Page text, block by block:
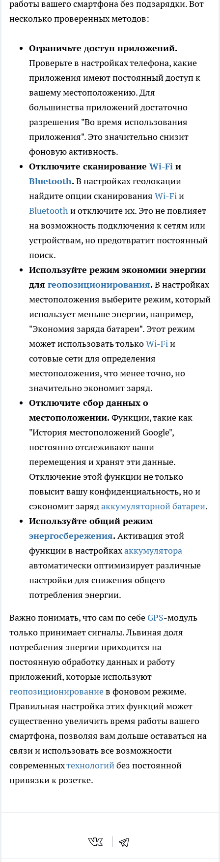
работы вашего смартфона без подзарядки. Вот
несколько проверенных методов:
Ограничьте доступ приложений.
Проверьте в настройках телефона, какие
приложения имеют постоянный доступ к
вашему местоположению. Для
большинства приложений достаточно
разрешения "Во время использования
приложения". Это значительно снизит
фоновую активность.
Отключите сканирование Wi-Fi и
Bluetooth.В настройках геолокации
найдите опции сканирования Wi-Fiи
Bluetoothи отключите их. Это не повлияет
на возможность подключения к сетям или
устройствам, но предотвратит постоянный
поиск.
Используйте режим экономии энергии
для геопозиционирования.В настройках
местоположения выберите режим, который
использует меньше энергии, например,
"Экономия заряда батареи". Этот режим
может использовать толькоWi-Fiи
сотовые сети для определения
местоположения, что менее точно, но
значительно экономит заряд.
Отключите сбор данных о
местоположении.Функции, такие как
"История местоположений Google",
постоянно отслеживают ваши
перемещения и хранят эти данные.
Отключение этой функции не только
повысит вашу конфиденциальность, но и
сэкономит зарядаккумуляторной батареи.
Используйте общий режим
энергосбережения.Активация этой
функции в настройкахаккумулятора
автоматически оптимизирует различные
настройки для снижения общего
потребления энергии.
Важно понимать, что сам по себе GPS-модуль
только принимает сигналы. Львиная доля
потребления энергии приходится на
постоянную обработку данных и работу
приложений, которые используют
геопозиционированиев фоновом режиме.
Правильная настройка этих функций может
существенно увеличить время работы вашего
смартфона, позволяя вам дольше оставаться на
связи и использовать все возможности
современныхтехнологийбез постоянной
привязки к розетке.